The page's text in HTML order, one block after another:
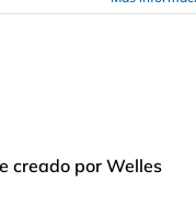
creado por Welles